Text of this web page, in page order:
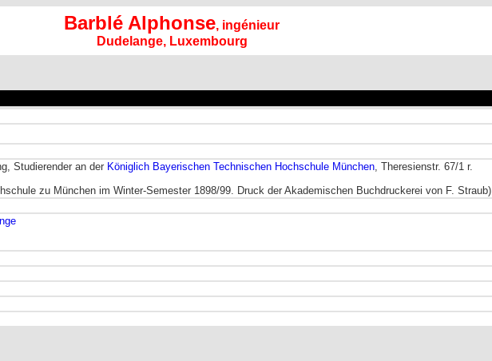
Barblé Alphonse, ingénieur
Dudelange, Luxembourg
Studierender an der Königlich Bayerischen Technischen Hochschule München, Theresienstr. 67/1 r.
zu München im Winter-Semester 1898/99. Druck der Akademischen Buchdruckerei von F. Straub)